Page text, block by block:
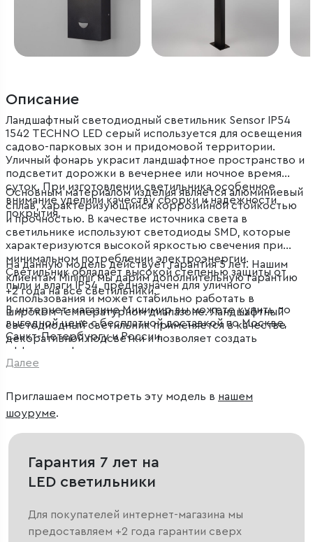
Описание
Ландшафтный светодиодный светильник Sensor IP54
1542 TECHNO LED серый используется для освещения
садово-парковых зон и придомовой территории.
Уличный фонарь украсит ландшафтное пространство и
подсветит дорожки в вечернее или ночное время
суток. При изготовлении светильника особенное
внимание уделили качеству сборки и надежности
покрытия.
Основным материалом изделия является алюминиевый
сплав, характеризующийся коррозийной стойкостью
и прочностью. В качестве источника света в
светильнике используют светодиоды SMD, которые
характеризуются высокой яркостью свечения при
минимальном потреблении электроэнергии.
Светильник обладает высокой степенью защиты от
пыли и влаги IP54, предназначен для уличного
использования и может стабильно работать в
широком температурном диапазоне. Ландшафтный
светодиодный светильник применяется в качестве
декоративной подсветки и позволяет создать
эффектное функциональное освещение на дачных
участках, в парках и скверах.
На данную модель действует гарантия 5 лет. Нашим
клиентам Minimir мы дарим дополнительную гарантию
+2 года на все светильники.
В интернет-магазине Минимир вы можете купить по
выгодной цене с бесплатной доставкой по Москве,
Санкт-Петербургу и России.
Далее
Приглашаем посмотреть эту модель в нашем
шоуруме.
Гарантия 7 лет на
LED светильники
Для покупателей интернет-магазина мы
предоставляем +2 года гарантии сверх